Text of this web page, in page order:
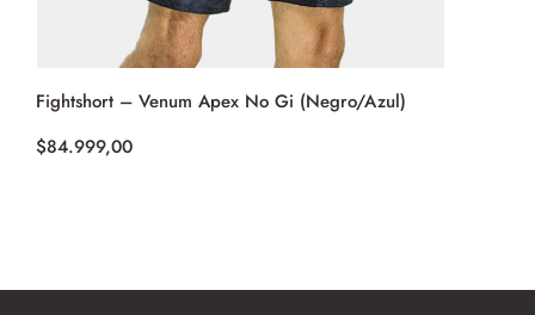
Fightshort – Venum Apex No Gi (Negro/Azul)
$84.999,00